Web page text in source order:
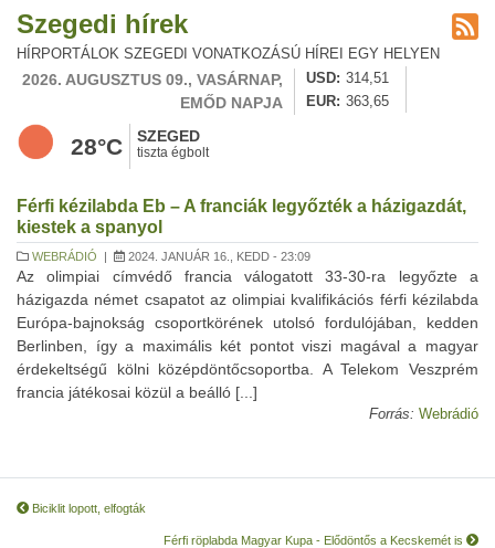
Szegedi hírek
HÍRPORTÁLOK SZEGEDI VONATKOZÁSÚ HÍREI EGY HELYEN
2026. AUGUSZTUS 09., VASÁRNAP,
EMŐD NAPJA
USD
314,51
EUR
363,65
28°C SZEGED
tiszta égbolt
Férfi kézilabda Eb – A franciák legyőzték a házigazdát,
kiestek a spanyol
WEBRÁDIÓ | 2024. JANUÁR 16., KEDD - 23:09
Az olimpiai címvédő francia válogatott 33-30-ra legyőzte a
házigazda német csapatot az olimpiai kvalifikációs férfi kézilabda
Európa-bajnokság csoportkörének utolsó fordulójában, kedden
Berlinben, így a maximális két pontot viszi magával a magyar
érdekeltségű kölni középdöntőcsoportba. A Telekom Veszprém
francia játékosai közül a beálló [...]
Forrás: Webrádió
Biciklit lopott, elfogták
Férfi röplabda Magyar Kupa - Elődöntős a Kecskemét is